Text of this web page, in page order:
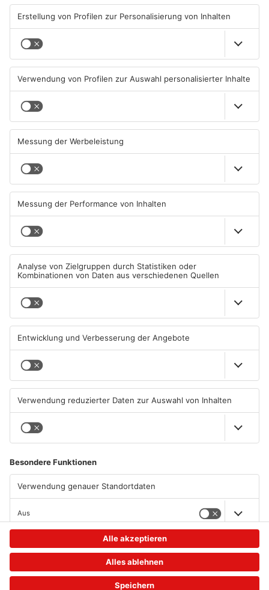
Obertshausen mit Keimen
belastet
06.08.2026, 06:45 UHR IN KREIS
abgelenkt und bestohlen
05.08.2026, 13:42 UHR IN KREIS
Igel verursacht
Polizeieinsatz in Mühlheimer
Supermarkt
04.08.2026, 07:54 UHR IN KREIS
OFFENBACH
Hier brauchen Autofahrer in
Rodgau jetzt mehr Geduld
04.08.2026, 06:47 UHR IN KREIS
OFFENBACH